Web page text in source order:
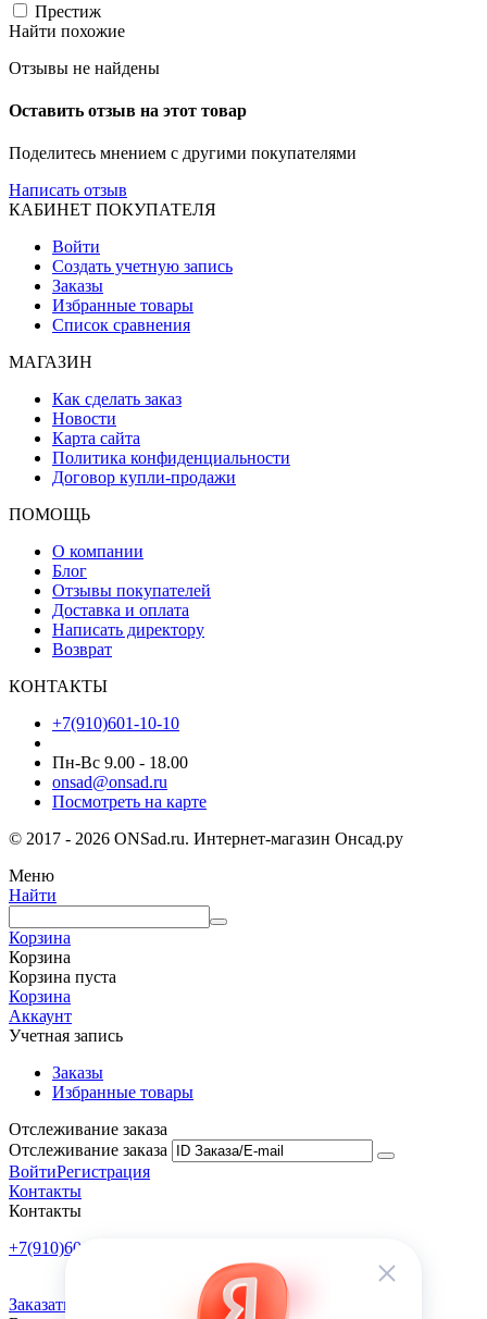
Престиж
Найти похожие
Отзывы не найдены
Оставить отзыв на этот товар
Поделитесь мнением с другими покупателями
Написать отзыв
КАБИНЕТ ПОКУПАТЕЛЯ
Войти
Создать учетную запись
Заказы
Избранные товары
Список сравнения
МАГАЗИН
Как сделать заказ
Новости
Карта сайта
Политика конфиденциальности
Договор купли-продажи
ПОМОЩЬ
О компании
Блог
Отзывы покупателей
Доставка и оплата
Написать директору
Возврат
КОНТАКТЫ
+7(910)601-10-10
Пн-Вс 9.00 - 18.00
onsad@onsad.ru
Посмотреть на карте
© 2017 - 2026 ONSad.ru. Интернет-магазин Онсад.ру
Меню
Найти
Корзина
Корзина
Корзина пуста
Корзина
Аккаунт
Учетная запись
Заказы
Избранные товары
Отслеживание заказа
Отслеживание заказа
ВойтиРегистрация
Контакты
Контакты
+7(910)601-10-10
Заказать обратный звонок